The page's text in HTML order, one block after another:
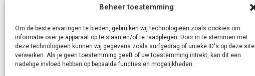
Beheer toestemming
Om de beste ervaringen te bieden, gebruiken wij technologieën zoals cookies om
informatie over je apparaat op te slaan en/of te raadplegen. Door in te stemmen met
deze technologieën kunnen wij gegevens zoals surfgedrag of unieke ID's op deze site
verwerken. Als je geen toestemming geeft of uw toestemming intrekt, kan dit een
nadelige invloed hebben op bepaalde functies en mogelijkheden.
Heb je vragen?
+31 (0)6-5188 0267
Of neem contact met ons op via de livechat of e-mail!